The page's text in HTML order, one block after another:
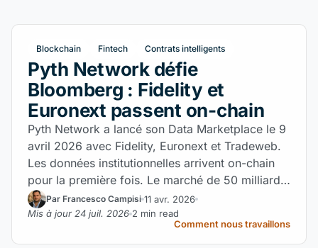
Blockchain Fintech Contrats intelligents
Pyth Network défie
Bloomberg : Fidelity et
Euronext passent on-chain
Pyth Network a lancé son Data Marketplace le 9
avril 2026 avec Fidelity, Euronext et Tradeweb.
Les données institutionnelles arrivent on-chain
pour la première fois. Le marché de 50 milliards
de dollars entre en mutation.
Par Francesco Campisi 11 avr. 2026
Mis à jour 24 juil. 2026 2 min read
Comment nous travaillons